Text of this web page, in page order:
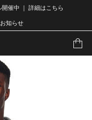
催中 ｜ 詳細はこちら
知らせ